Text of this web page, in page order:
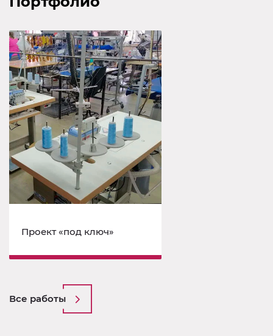
Все работы
Проект «под ключ»